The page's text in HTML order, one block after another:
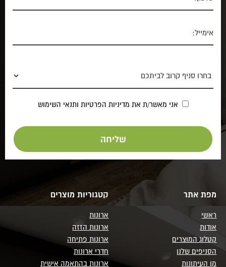
אני מאשר/ת את מדיניות הפרטיות ותנאי השימוש
מפת אתר
ראשי
אודות
קטלוג המוצרים
הסניפים שלנו
מן העיתונות
קטגוריות מוצרים
ארונות
ארונות הזזה
ארונות פתיחה
חדרי ארונות
ארונות בהתאמה אישית